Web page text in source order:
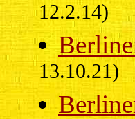
12.2.14)
13.10.21)